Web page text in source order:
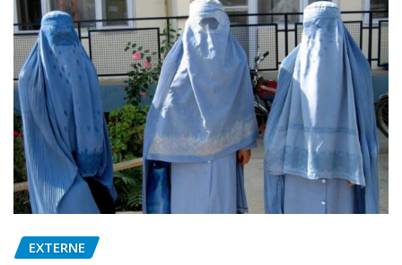
EXTERNE